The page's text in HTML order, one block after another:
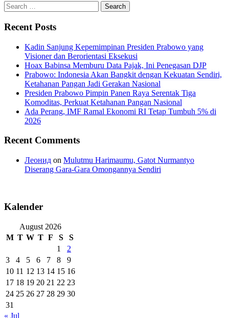
Search
for:
Recent Posts
Kadin Sanjung Kepemimpinan Presiden Prabowo yang
Visioner dan Berorientasi Eksekusi
Hoax Babinsa Memburu Data Pajak, Ini Penegasan DJP
Prabowo: Indonesia Akan Bangkit dengan Kekuatan Sendiri,
Ketahanan Pangan Jadi Gerakan Nasional
Presiden Prabowo Pimpin Panen Raya Serentak Tiga
Komoditas, Perkuat Ketahanan Pangan Nasional
Ada Perang, IMF Ramal Ekonomi RI Tetap Tumbuh 5% di
2026
Recent Comments
Леонид on Mulutmu Harimaumu, Gatot Nurmantyo
Diserang Gara-Gara Omongannya Sendiri
Kalender
August 2026
M T W T F S
S
1
2
3
4 5 6 7 8
9
10 11 12 13 14 15 16
17 18 19 20 21 22 23
24 25 26 27 28 29 30
31
« Jul